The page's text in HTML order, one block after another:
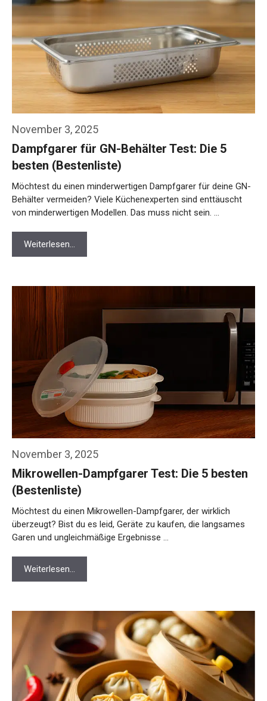
November 3, 2025
Dampfgarer für GN-Behälter Test: Die 5
besten (Bestenliste)
Möchtest du einen minderwertigen Dampfgarer für deine GN-
Behälter vermeiden? Viele Küchenexperten sind enttäuscht
von minderwertigen Modellen. Das muss nicht sein. …
Weiterlesen…
November 3, 2025
Mikrowellen-Dampfgarer Test: Die 5 besten
(Bestenliste)
Möchtest du einen Mikrowellen-Dampfgarer, der wirklich
überzeugt? Bist du es leid, Geräte zu kaufen, die langsames
Garen und ungleichmäßige Ergebnisse …
Weiterlesen…